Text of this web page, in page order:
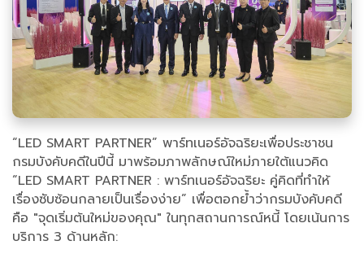
“LED SMART PARTNER” พาร์ทเนอร์อัจฉริยะเพื่อประชาชน
กรมบังคับคดีในปีนี้ มาพร้อมภาพลักษณ์ใหม่ภายใต้แนวคิด
“LED SMART PARTNER : พาร์ทเนอร์อัจฉริยะ คู่คิดที่ทำให้
เรื่องซับซ้อนกลายเป็นเรื่องง่าย” เพื่อตอกย้ำว่ากรมบังคับคดี
คือ "จุดเริ่มต้นใหม่ของคุณ" ในทุกสถานการณ์หนี้ โดยเน้นการ
บริการ 3 ด้านหลัก: